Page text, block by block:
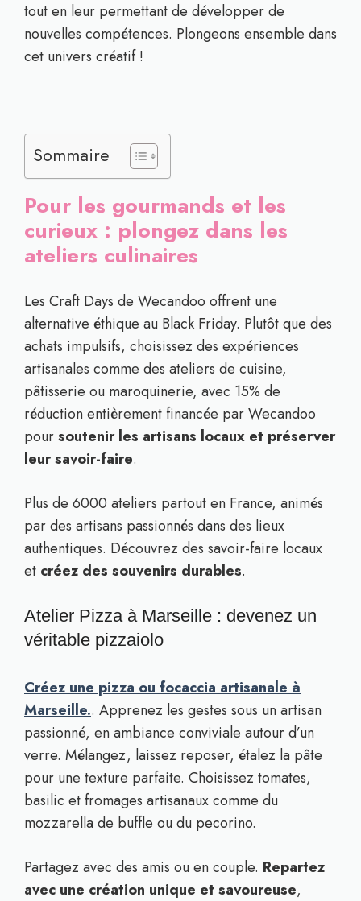
tout en leur permettant de développer de
nouvelles compétences. Plongeons ensemble dans
cet univers créatif !
Sommaire
Pour les gourmands et les
curieux : plongez dans les
ateliers culinaires
Les Craft Days de Wecandoo offrent une
alternative éthique au Black Friday. Plutôt que des
achats impulsifs, choisissez des expériences
artisanales comme des ateliers de cuisine,
pâtisserie ou maroquinerie, avec 15% de
réduction entièrement financée par Wecandoo
poursoutenir les artisans locaux et préserver
leur savoir-faire.
Plus de 6000 ateliers partout en France, animés
par des artisans passionnés dans des lieux
authentiques. Découvrez des savoir-faire locaux
et créez des souvenirs durables.
Atelier Pizza à Marseille : devenez un
véritable pizzaiolo
Créez une pizza ou focaccia artisanale à
Marseille.. Apprenez les gestes sous un artisan
passionné, en ambiance conviviale autour d’un
verre. Mélangez, laissez reposer, étalez la pâte
pour une texture parfaite. Choisissez tomates,
basilic et fromages artisanaux comme du
mozzarella de buffle ou du pecorino.
Partagez avec des amis ou en couple. Repartez
avec une création unique et savoureuse,